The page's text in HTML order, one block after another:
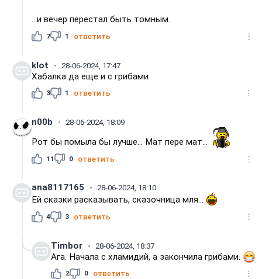
...и вечер перестал быть томным.
7 1 ответить
klot 28-06-2024, 17:47
Хабалка да еще и с грибами
3 1 ответить
n00b 28-06-2024, 18:09
Рот бы помыла бы лучше... Мат пере мат...
11 0 ответить
ana8117165 28-06-2024, 18:10
Ей сказки расказывать, сказочница мля...
4 3 ответить
Timbor 28-06-2024, 18:37
Ага. Начала с хламидий, а закончила грибами.
2 0 ответить